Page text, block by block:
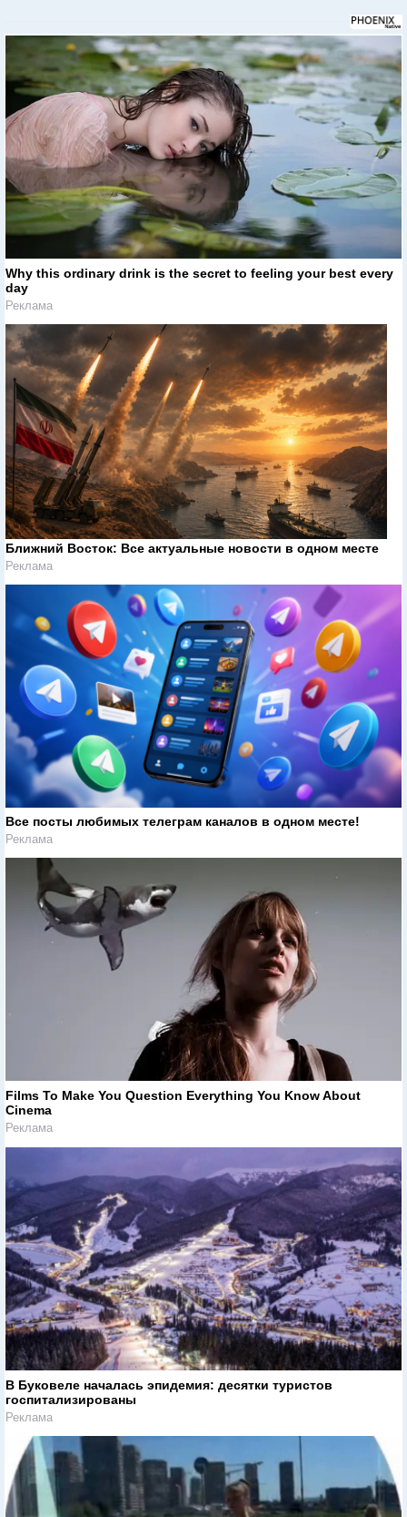
Why this ordinary drink is the secret to feeling your best every
day
Реклама
Ближний Восток: Все актуальные новости в одном месте
Реклама
Все посты любимых телеграм каналов в одном месте!
Реклама
Films To Make You Question Everything You Know About
Cinema
Реклама
В Буковеле началась эпидемия: десятки туристов
госпитализированы
Реклама